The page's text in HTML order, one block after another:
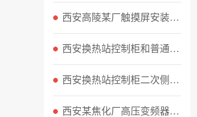
西安高陵某厂触摸屏安装与变频器调试实录
西安换热站控制柜和普通水泵控制柜区别？
西安换热站控制柜二次侧超压怎么处理
西安某焦化厂高压变频器维修工作顺利完成